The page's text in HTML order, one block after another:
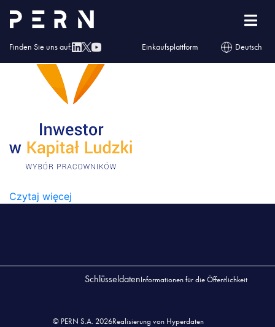
Finden Sie uns auf: Einkaufsplattform Deutsch
pobrane (1)
Czytaj więcej
SchlüsseldatenInformationen für die Öffentlichkeit
© PERN S.A. 2026Realisierung von Hyperdaten